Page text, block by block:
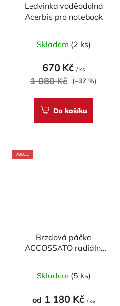
Ledvinka voděodolná
Acerbis pro notebook
Skladem (2 ks)
670 Kč / ks
1 080 Kč (–37 %)
Do košíku
AKCE
Brzdová páčka
ACCOSSATO radiální
pumpy (NE pro OEM)
Skladem (5 ks)
od 1 180 Kč / ks